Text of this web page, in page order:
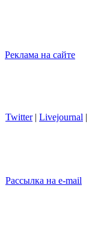
Реклама на сайте
Twitter| Livejournal |
Рассылка на e-mail